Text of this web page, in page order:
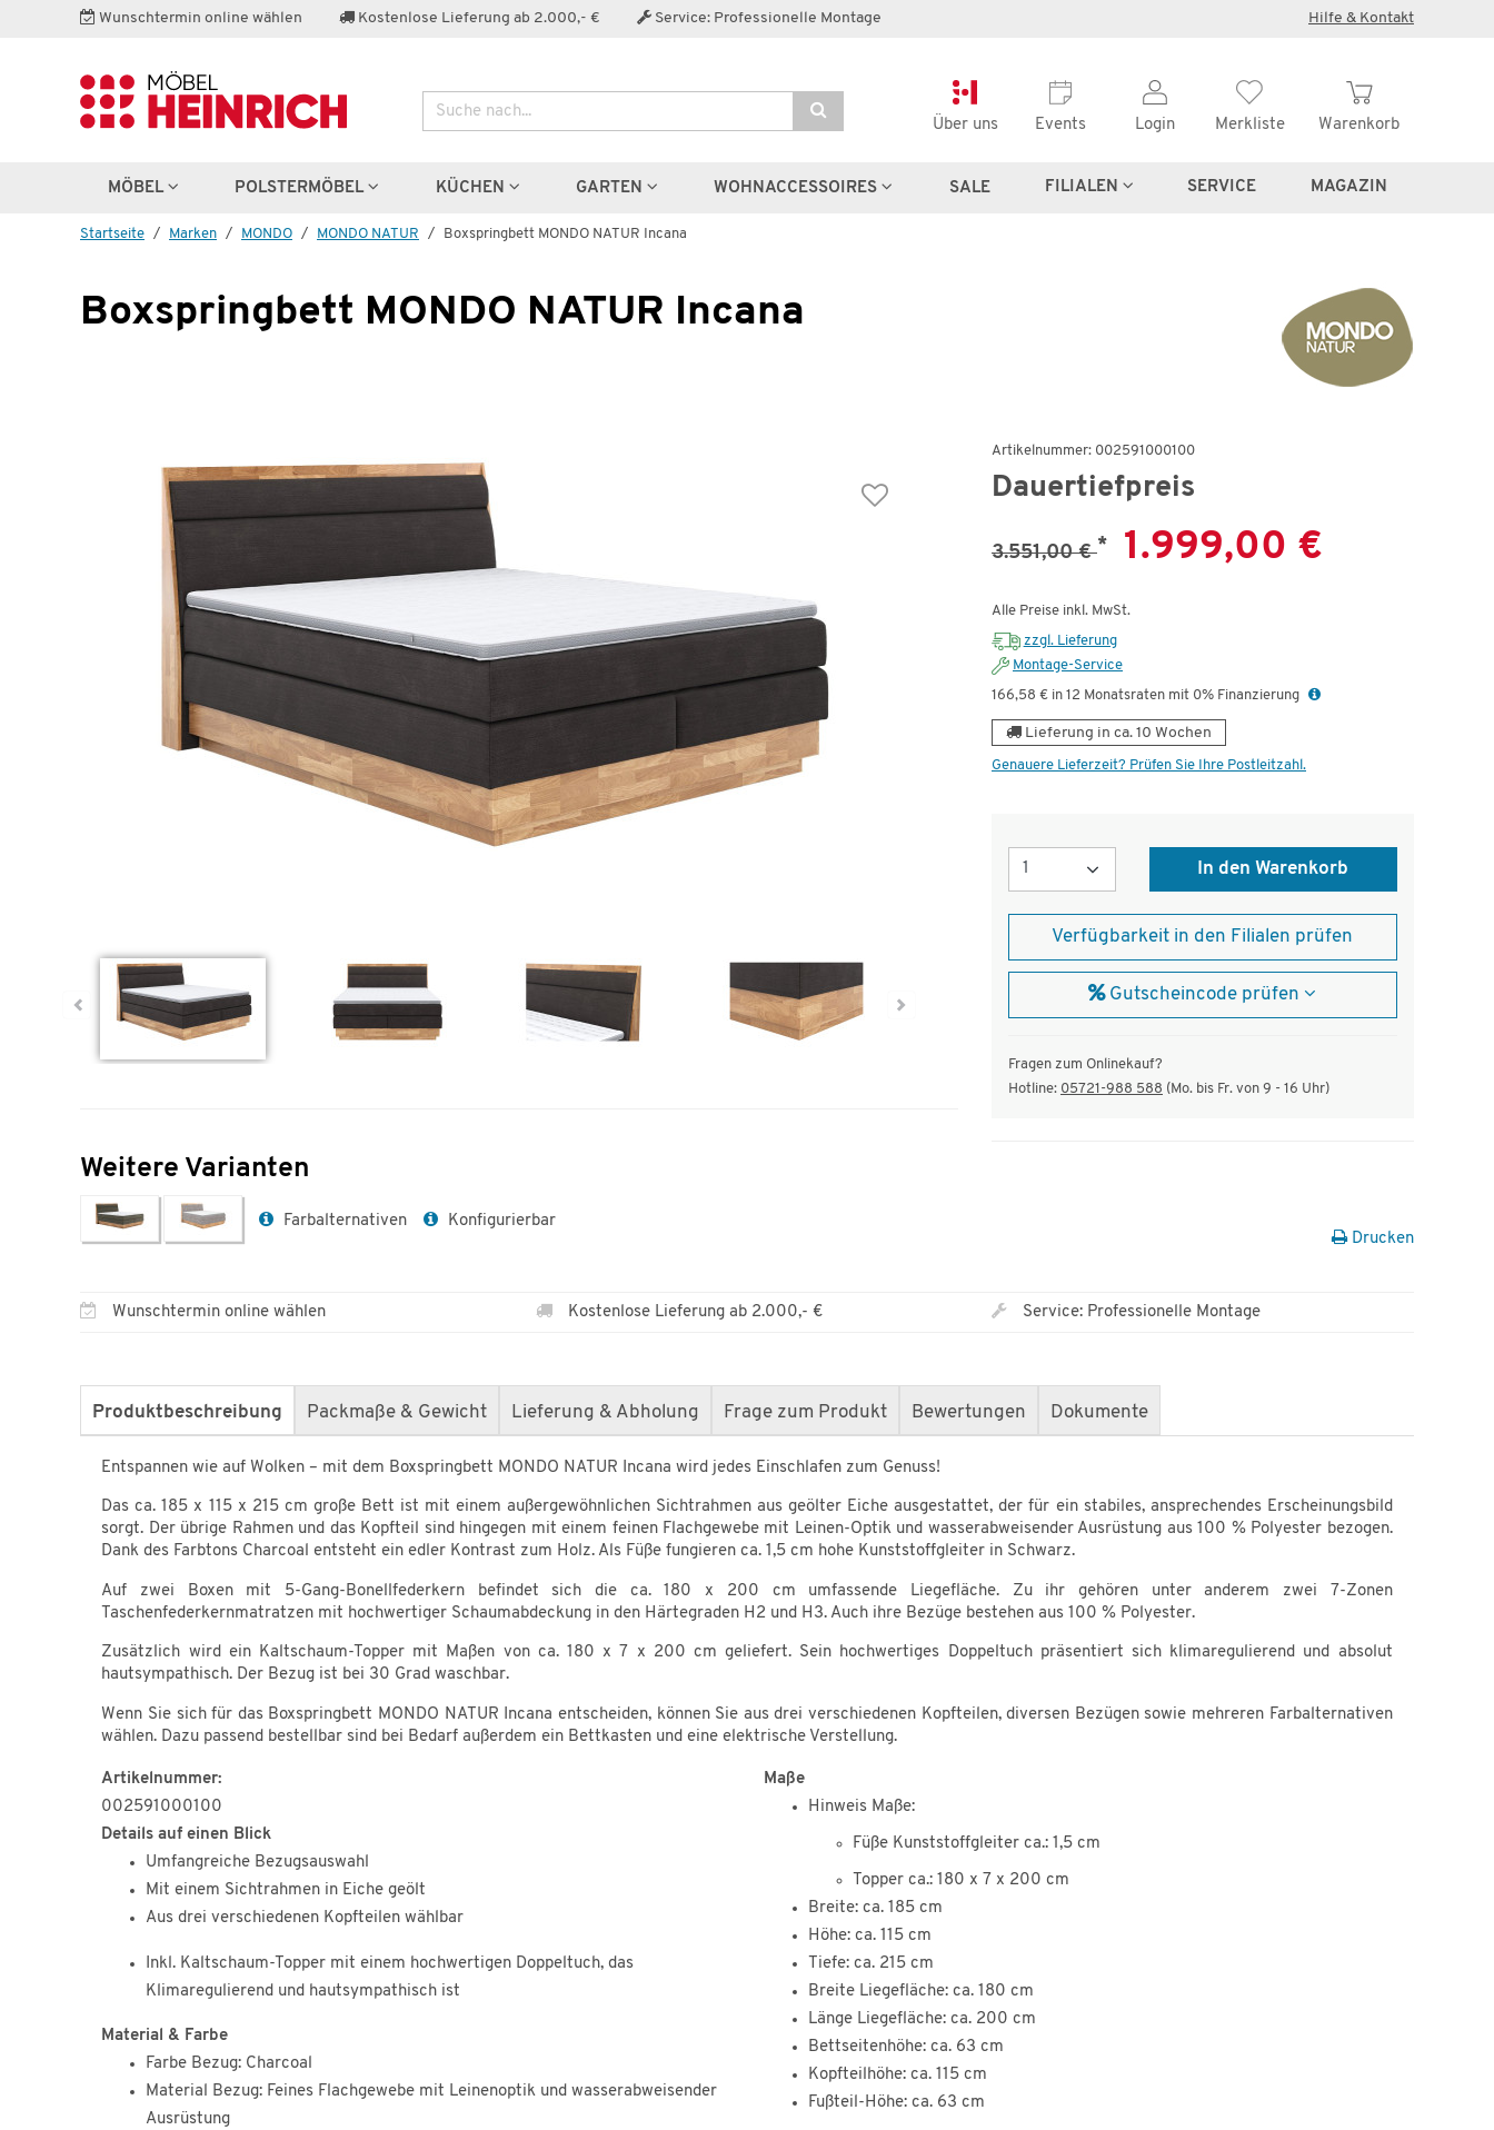
Wunschtermin online wählen Kostenlose Lieferung ab 2.000,- € Service: Professionelle Montage Hilfe & Kontakt
Suche
Über uns Events Login Merkliste Warenkorb
MÖBEL POLSTERMÖBEL KÜCHEN GARTEN WOHNACCESSOIRES SALE FILIALEN SERVICE MAGAZIN
Startseite Marken MONDO MONDO NATUR Boxspringbett MONDO NATUR Incana
Boxspringbett MONDO NATUR Incana
Weitere Varianten
Farbalternativen Konfigurierbar
Artikelnummer: 002591000100
Dauertiefpreis
3.551,00 €* 1.999,00 €
Alle Preise inkl. MwSt.
zzgl. Lieferung
Montage-Service
166,58 € in 12 Monatsraten mit 0% Finanzierung
Lieferung in ca. 10 Wochen
Genauere Lieferzeit? Prüfen Sie Ihre Postleitzahl.
Menge
In den Warenkorb
Der Artikel wurde in den Warenkorb gelegt:
3.882,00 €
Dauertiefpreis - unschlagbar günstig!
4.379,00 € 1.134,00 €* 629,99 € 6.080,00 €
Aus unserer Werbung!
Verfügbarkeit in den Filialen prüfen
Gutscheincode prüfen
Fragen zum Onlinekauf?
Hotline: 05721-988 588 (Mo. bis Fr. von 9 - 16 Uhr)
Drucken
Wunschtermin online wählen Kostenlose Lieferung ab 2.000,- € Service: Professionelle Montage
Produktbeschreibung Packmaße & Gewicht Lieferung & Abholung Frage zum Produkt Bewertungen Dokumente
Entspannen wie auf Wolken – mit dem Boxspringbett MONDO NATUR Incana wird jedes Einschlafen zum Genuss!
Das ca. 185 x 115 x 215 cm große Bett ist mit einem außergewöhnlichen Sichtrahmen aus geölter Eiche ausgestattet, der für ein stabiles, ansprechendes Erscheinungsbild
sorgt. Der übrige Rahmen und das Kopfteil sind hingegen mit einem feinen Flachgewebe mit Leinen-Optik und wasserabweisender Ausrüstung aus 100 % Polyester bezogen.
Dank des Farbtons Charcoal entsteht ein edler Kontrast zum Holz. Als Füße fungieren ca. 1,5 cm hohe Kunststoffgleiter in Schwarz.
Auf zwei Boxen mit 5-Gang-Bonellfederkern befindet sich die ca. 180 x 200 cm umfassende Liegefläche. Zu ihr gehören unter anderem zwei 7-Zonen
Taschenfederkernmatratzen mit hochwertiger Schaumabdeckung in den Härtegraden H2 und H3. Auch ihre Bezüge bestehen aus 100 % Polyester.
Zusätzlich wird ein Kaltschaum-Topper mit Maßen von ca. 180 x 7 x 200 cm geliefert. Sein hochwertiges Doppeltuch präsentiert sich klimaregulierend und absolut
hautsympathisch. Der Bezug ist bei 30 Grad waschbar.
Wenn Sie sich für das Boxspringbett MONDO NATUR Incana entscheiden, können Sie aus drei verschiedenen Kopfteilen, diversen Bezügen sowie mehreren Farbalternativen
wählen. Dazu passend bestellbar sind bei Bedarf außerdem ein Bettkasten und eine elektrische Verstellung.
Artikelnummer:
002591000100
Details auf einen Blick
Umfangreiche Bezugsauswahl
Mit einem Sichtrahmen in Eiche geölt
Aus drei verschiedenen Kopfteilen wählbar
Inkl. Kaltschaum-Topper mit einem hochwertigen Doppeltuch, das
Klimaregulierend und hautsympathisch ist
Material & Farbe
Farbe Bezug: Charcoal
Material Bezug: Feines Flachgewebe mit Leinenoptik und wasserabweisender
Ausrüstung
Maße
Hinweis Maße:
Füße Kunststoffgleiter ca.: 1,5 cm
Topper ca.: 180 x 7 x 200 cm
Breite: ca. 185 cm
Höhe: ca. 115 cm
Tiefe: ca. 215 cm
Breite Liegefläche: ca. 180 cm
Länge Liegefläche: ca. 200 cm
Bettseitenhöhe: ca. 63 cm
Kopfteilhöhe: ca. 115 cm
Fußteil-Höhe: ca. 63 cm